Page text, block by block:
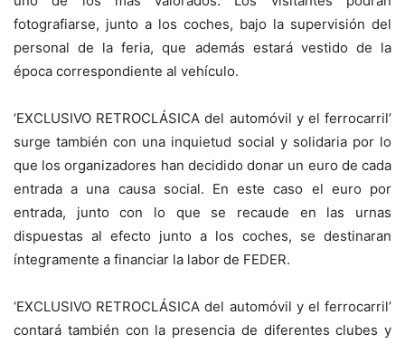
fotografiarse, junto a los coches, bajo la supervisión del
personal de la feria, que además estará vestido de la
época correspondiente al vehículo.
‘EXCLUSIVO RETROCLÁSICA del automóvil y el ferrocarril’
surge también con una inquietud social y solidaria por lo
que los organizadores han decidido donar un euro de cada
entrada a una causa social. En este caso el euro por
entrada, junto con lo que se recaude en las urnas
dispuestas al efecto junto a los coches, se destinaran
íntegramente a financiar la labor de FEDER.
‘EXCLUSIVO RETROCLÁSICA del automóvil y el ferrocarril’
contará también con la presencia de diferentes clubes y